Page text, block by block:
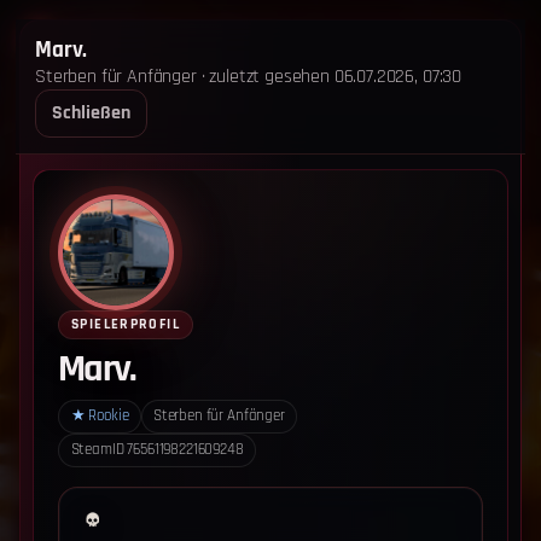
STARTSEITE
ANKÜNDIGUNGEN
LOGIN
‹ Zurück zum Leaderboard
Marv.
Sterben für Anfänger · zuletzt gesehen 06.07.2026, 07:30
Schließen
SPIELERPROFIL
Marv.
★ Rookie
Sterben für Anfänger
SteamID76561198221609248
ImpressumDatenschutz
Cookie-Einstellungen
Sterben für Anfänger - Alle Rechte vorbehalten.
Datenschutz-Einstellungen